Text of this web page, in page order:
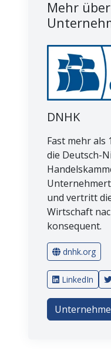
Mehr
DNHK
Fast mehr als
die Deutsch-
und vertritt
Wirtschaft
konsequent.
dnhk.org
LinkedIn